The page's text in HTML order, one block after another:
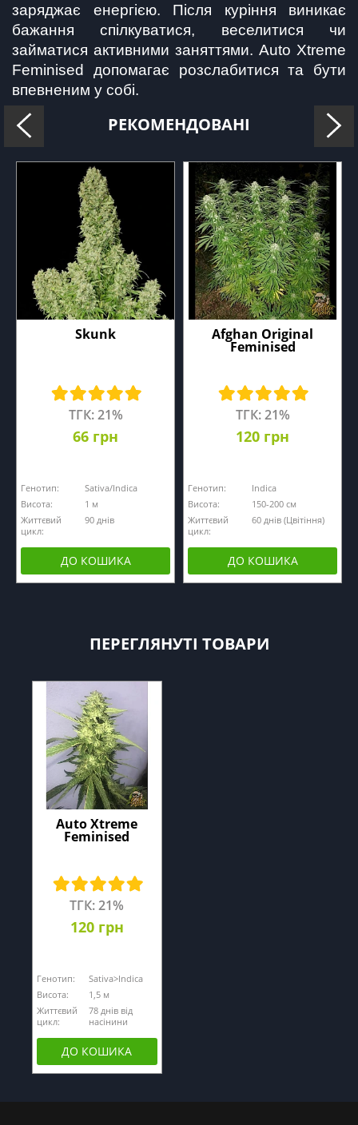
заряджає енергією. Після куріння виникає
бажання спілкуватися, веселитися чи
займатися активними заняттями. Auto Xtreme
Feminised допомагає розслабитися та бути
впевненим у собі.
РЕКОМЕНДОВАНІ
Skunk
ТГК: 21%
66 грн
Генотип:
Sativa/Indica
Висота:
1 м
Життєвий
цикл:
90 днів
ДО КОШИКА
Afghan Original
Feminised
ТГК: 21%
120 грн
Генотип:
Indica
Висота:
150-200 см
Життєвий
цикл:
60 днів (Цвітіння)
ДО КОШИКА
ПЕРЕГЛЯНУТІ ТОВАРИ
Auto Xtreme
Feminised
ТГК: 21%
120 грн
Генотип:
Sativa>Indica
Висота:
1,5 м
Життєвий
цикл:
78 днів від
насінини
ДО КОШИКА